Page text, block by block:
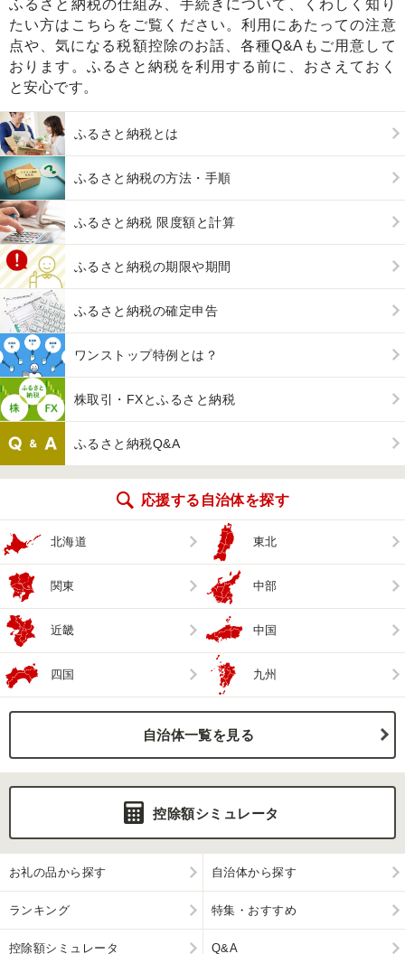
ふるさと納税の仕組み、手続きについて、くわしく知り
たい方はこちらをご覧ください。利用にあたっての注意
点や、気になる税額控除のお話、各種Q&Aもご用意して
おります。ふるさと納税を利用する前に、おさえておく
と安心です。
ふるさと納税とは
ふるさと納税の方法・手順
ふるさと納税 限度額と計算
ふるさと納税の期限や期間
ふるさと納税の確定申告
ワンストップ特例とは？
株取引・FXとふるさと納税
ふるさと納税Q&A
応援する自治体を探す
北海道 東北
関東 中部
近畿 中国
四国 九州
自治体一覧を見る
控除額シミュレータ
お礼の品から探す 自治体から探す
ランキング 特集・おすすめ
控除額シミュレータ Q&A